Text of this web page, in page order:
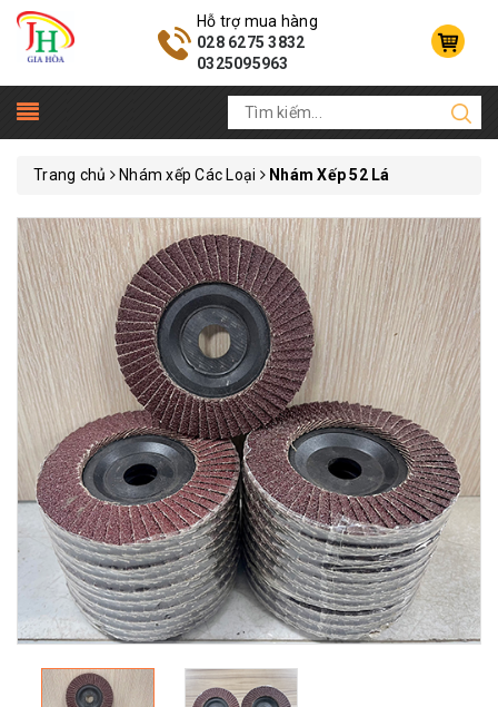
Hỗ trợ mua hàng
028 6275 3832
0325095963
Trang chủ Nhám xếp Các Loại Nhám Xếp 52 Lá